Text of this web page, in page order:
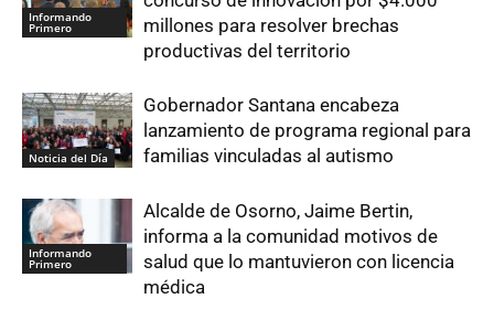
Informando
Primero
millones para resolver brechas
productivas del territorio
Noticia del Día
Gobernador Santana encabeza
lanzamiento de programa regional para
familias vinculadas al autismo
Informando
Primero
Alcalde de Osorno, Jaime Bertin,
informa a la comunidad motivos de
salud que lo mantuvieron con licencia
médica